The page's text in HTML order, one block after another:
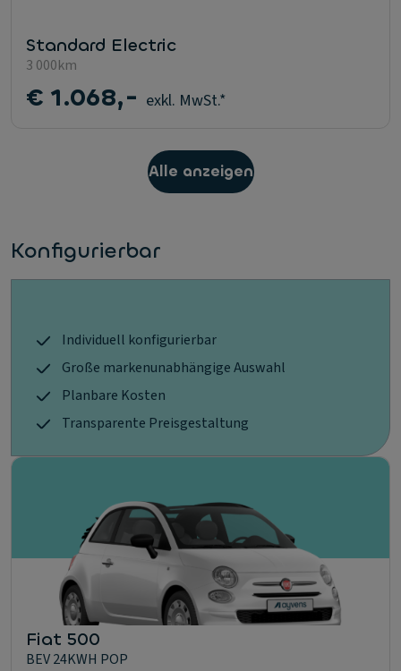
Standard Electric
3 000km
€ 1.068,- exkl. MwSt.*
Alle anzeigen
Konfigurierbar
Individuell konfigurierbar
Große markenunabhängige Auswahl
Planbare Kosten
Transparente Preisgestaltung
Fiat 500
BEV 24KWH POP